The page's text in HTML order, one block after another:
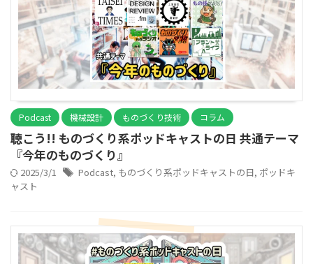
Podcast 機械設計 ものづくり技術 コラム
聴こう!! ものづくり系ポッドキャストの日 共通テーマ
『今年のものづくり』
2025/3/1 Podcast, ものづくり系ポッドキャストの日, ポッドキ
ャスト